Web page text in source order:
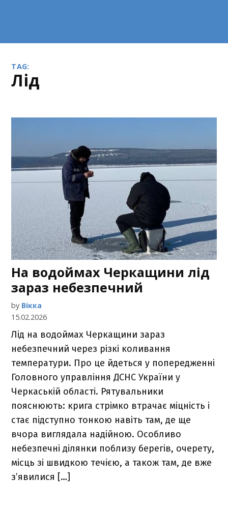
TAG:
лід
На водоймах Черкащини лід
зараз небезпечний
by Вікка
15.02.2026
Лід на водоймах Черкащини зараз
небезпечний через різкі коливання
температури. Про це йдеться у попередженні
Головного управління ДСНС України у
Черкаській області. Рятувальники
пояснюють: крига стрімко втрачає міцність і
стає підступно тонкою навіть там, де ще
вчора виглядала надійною. Особливо
небезпечні ділянки поблизу берегів, очерету,
місць зі швидкою течією, а також там, де вже
з’явилися […]